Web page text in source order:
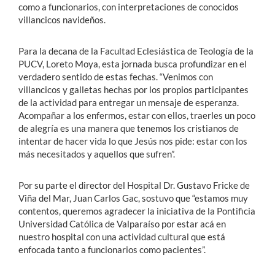
como a funcionarios, con interpretaciones de conocidos
villancicos navideños.
Para la decana de la Facultad Eclesiástica de Teología de la
PUCV, Loreto Moya, esta jornada busca profundizar en el
verdadero sentido de estas fechas. “Venimos con
villancicos y galletas hechas por los propios participantes
de la actividad para entregar un mensaje de esperanza.
Acompañar a los enfermos, estar con ellos, traerles un poco
de alegría es una manera que tenemos los cristianos de
intentar de hacer vida lo que Jesús nos pide: estar con los
más necesitados y aquellos que sufren”.
Por su parte el director del Hospital Dr. Gustavo Fricke de
Viña del Mar, Juan Carlos Gac, sostuvo que “estamos muy
contentos, queremos agradecer la iniciativa de la Pontificia
Universidad Católica de Valparaíso por estar acá en
nuestro hospital con una actividad cultural que está
enfocada tanto a funcionarios como pacientes”.